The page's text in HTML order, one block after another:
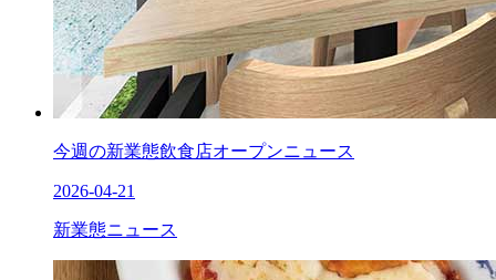
今週の新業態飲食店オープンニュース
2026-04-21
新業態ニュース